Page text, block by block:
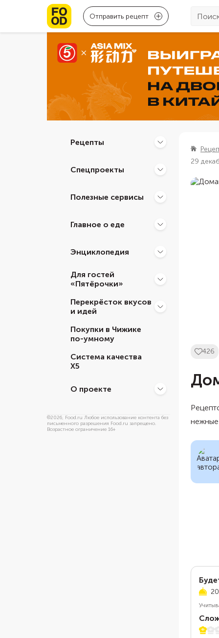
Отправить рецепт
Рецепты
Спецпроекты
Полезные сервисы
Главное о еде
Энциклопедия
Для гостей
«Пятёрочки»
Перекрёсток вкусов
и идей
Покупки в Чижике
по-умному
Система качества
Х5
О проекте
©2026, Food.ru Любое использование контента без
письменного разрешения Food.ru запрещено.
Возрастное ограничение 16+
29
426
1 из 5